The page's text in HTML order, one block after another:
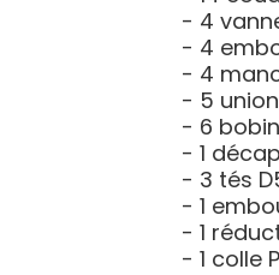
- 4
- 4
- 4
- 5
- 6
- 1
- 3 tés
- 1
- 1
- 1 colle